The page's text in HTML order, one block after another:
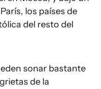
los países de
del resto del
sonar bastante
de la